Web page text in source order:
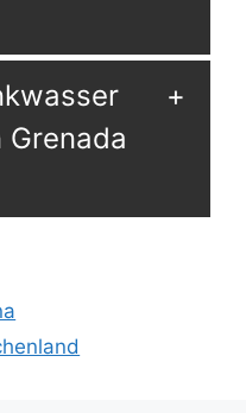
Grenada